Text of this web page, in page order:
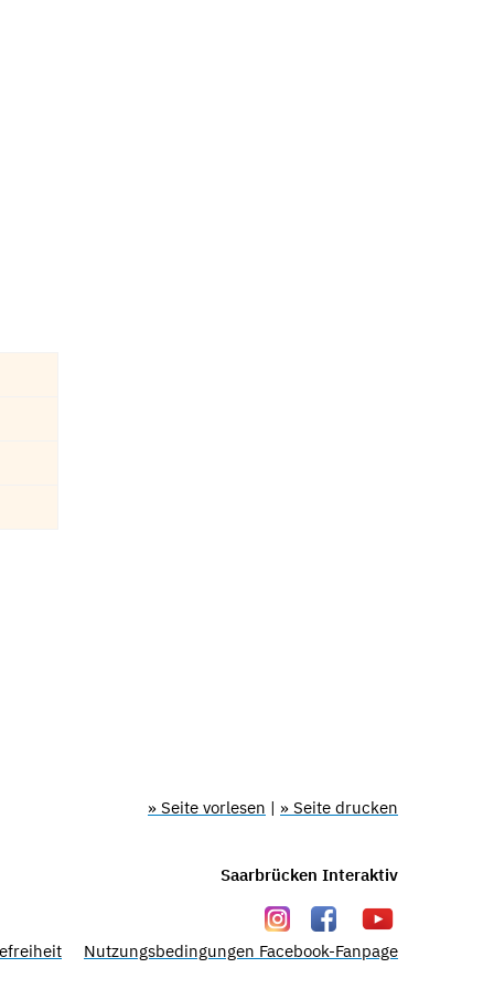
» Seite vorlesen | » Seite drucken
Saarbrücken Interaktiv
Nutzungsbedingungen Facebook-Fanpage